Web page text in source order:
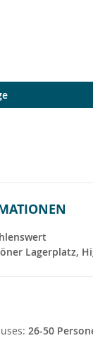
Lagerplatz,
26-50